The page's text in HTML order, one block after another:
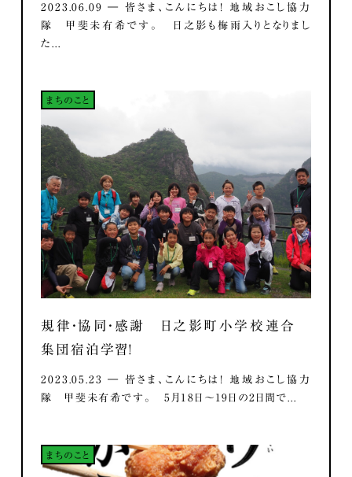
2023.06.09 ― 皆さま、こんにちは！ 地域おこし協力
隊 甲斐未有希です。 日之影も梅雨入りとなりまし
た...
まちのこと
規律・協同・感謝 日之影町小学校連合
集団宿泊学習！
2023.05.23 ― 皆さま、こんにちは！ 地域おこし協力
隊 甲斐未有希です。 5月18日～19日の2日間で...
まちのこと